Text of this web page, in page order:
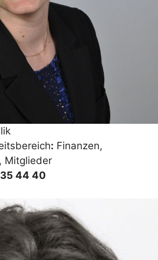
: Finanzen,
Mitglieder
44 40